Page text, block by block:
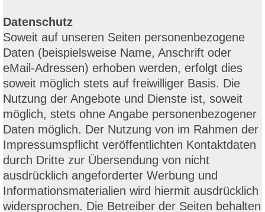
Datenschutz
Soweit auf unseren Seiten personenbezogene
Daten (beispielsweise Name, Anschrift oder
eMail-Adressen) erhoben werden, erfolgt dies
soweit möglich stets auf freiwilliger Basis. Die
Nutzung der Angebote und Dienste ist, soweit
möglich, stets ohne Angabe personenbezogener
Daten möglich. Der Nutzung von im Rahmen der
Impressumspflicht veröffentlichten Kontaktdaten
durch Dritte zur Übersendung von nicht
ausdrücklich angeforderter Werbung und
Informationsmaterialien wird hiermit ausdrücklich
widersprochen. Die Betreiber der Seiten behalten